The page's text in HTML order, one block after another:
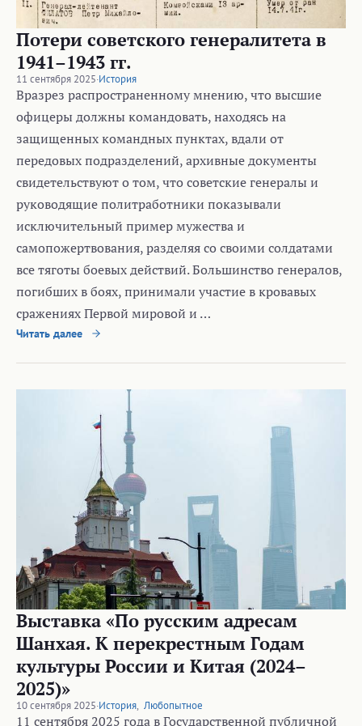
Потери советского генералитета в
1941–1943 гг.
11 сентября 2025·История
Вразрез распространенному мнению, что высшие
офицеры должны командовать, находясь на
защищенных командных пунктах, вдали от
передовых подразделений, архивные документы
свидетельствуют о том, что советские генералы и
руководящие политработники показывали
исключительный пример мужества и
самопожертвования, разделяя со своими солдатами
все тяготы боевых действий. Большинство генералов,
погибших в боях, принимали участие в кровавых
сражениях Первой мировой и …
Читать далее
Выставка «По русским адресам
Шанхая. К перекрестным Годам
культуры России и Китая (2024–
2025)»
10 сентября 2025·История, Любопытное
11 сентября 2025 года в Государственной публичной